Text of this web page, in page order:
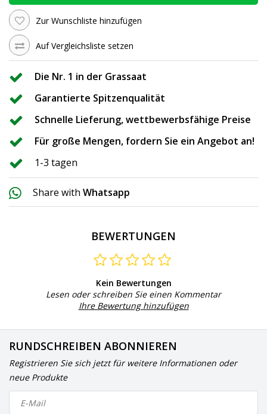
Zur Wunschliste hinzufügen
Auf Vergleichsliste setzen
Die Nr. 1 in der Grassaat
Garantierte Spitzenqualität
Schnelle Lieferung, wettbewerbsfähige Preise
Für große Mengen, fordern Sie ein Angebot an!
1-3 tagen
Share with Whatsapp
BEWERTUNGEN
Kein Bewertungen
Lesen oder schreiben Sie einen Kommentar
Ihre Bewertung hinzufügen
RUNDSCHREIBEN ABONNIEREN
Registrieren Sie sich jetzt für weitere Informationen oder
neue Produkte